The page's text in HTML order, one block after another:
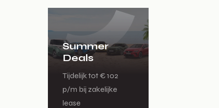
Summer
Deals
Tijdelijk tot € 102
p/m bij zakelijke
lease